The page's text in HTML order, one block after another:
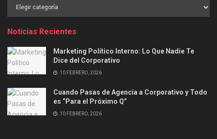
Noticias Recientes
Marketing Político Interno: Lo Que Nadie Te
Dice del Corporativo
10 FEBRERO, 2026
Cuando Pasas de Agencia a Corporativo y Todo
es “Para el Próximo Q”
10 FEBRERO, 2026